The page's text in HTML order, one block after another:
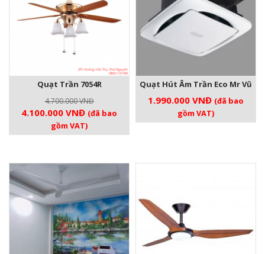
Quạt Trần 7054R
4.700.000VNĐ
Giá
là:
4.100.000 VNĐGiá
hiện
tại
4.100.000 VNĐ.
(đã bao
gồm VAT)
Quạt Hút Âm Trần Eco Mr Vũ
1.990.000 VNĐ (đã bao
gồm VAT)